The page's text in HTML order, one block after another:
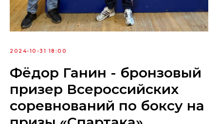
2024-10-31 18:00
Фёдор Ганин - бронзовый
призер Всероссийских
соревнований по боксу на